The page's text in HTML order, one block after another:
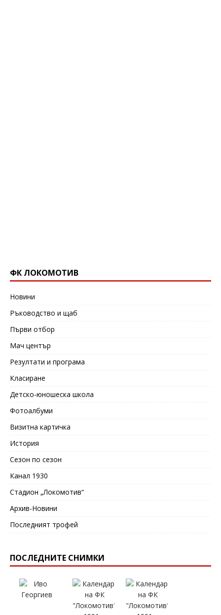
ФК ЛОКОМОТИВ
Новини
Ръководство и щаб
Първи отбор
Мач център
Резултати и програма
Класиране
Детско-юношеска школа
Фотоалбуми
Визитна картичка
История
Сезон по сезон
Канал 1930
Стадион „Локомотив“
Архив-Новини
Последният трофей
ПОСЛЕДНИТЕ СНИМКИ